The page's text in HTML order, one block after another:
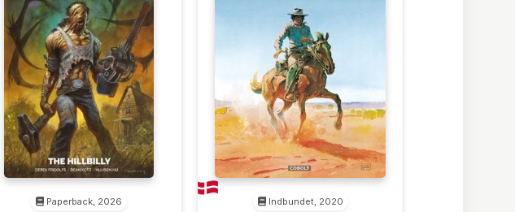
Paperback, 2026 Indbundet, 2020